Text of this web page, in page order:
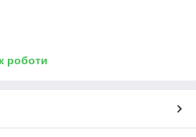
роботи